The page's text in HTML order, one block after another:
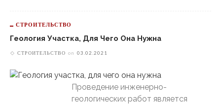
СТРОИТЕЛЬСТВО
Геология Участка, Для Чего Она Нужна
СТРОИТЕЛЬСТВО on 03.02.2021
Проведение инженерно-
геологических работ является